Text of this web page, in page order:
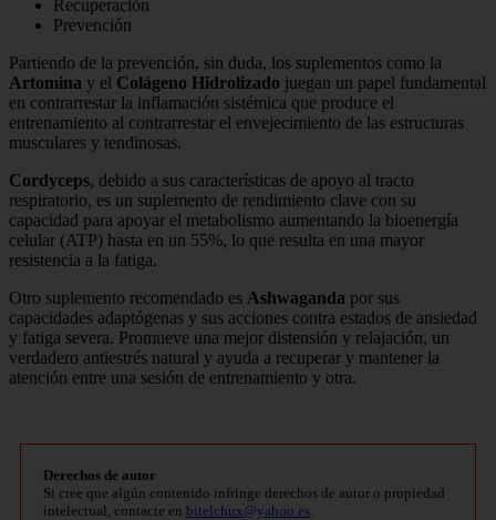
Recuperación
Prevención
Partiendo de la prevención, sin duda, los suplementos como la
Artomina y el Colágeno Hidrolizado juegan un papel fundamental
en contrarrestar la inflamación sistémica que produce el
entrenamiento al contrarrestar el envejecimiento de las estructuras
musculares y tendinosas.
Cordyceps, debido a sus características de apoyo al tracto
respiratorio, es un suplemento de rendimiento clave con su
capacidad para apoyar el metabolismo aumentando la bioenergía
celular (ATP) hasta en un 55%, lo que resulta en una mayor
resistencia a la fatiga.
Otro suplemento recomendado es Ashwaganda por sus
capacidades adaptógenas y sus acciones contra estados de ansiedad
y fatiga severa. Promueve una mejor distensión y relajación, un
verdadero antiestrés natural y ayuda a recuperar y mantener la
atención entre una sesión de entrenamiento y otra.
Derechos de autor
Si cree que algún contenido infringe derechos de autor o propiedad
intelectual, contacte en bitelchux@yahoo.es